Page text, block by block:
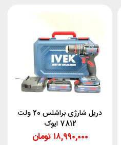
دریل شارژی براشلس 20 ولت
7812 ایوک
تومان ۱۸,۹۹۰,۰۰۰